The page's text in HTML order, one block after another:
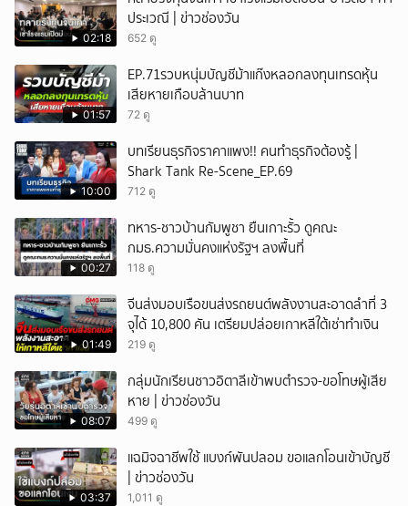
02:18
ประเวณี | ข่าวช่องวัน
652 ดู
01:57
EP.71รวบหนุ่มบัญชีม้าแก๊งหลอกลงทุนเทรดหุ้น
เสียหายเกือบล้านบาท
72 ดู
10:00
บทเรียนธุรกิจราคาแพง!! คนทำธุรกิจต้องรู้ |
Shark Tank Re-Scene_EP.69
712 ดู
00:27
ทหาร-ชาวบ้านกัมพูชา ยืนเกาะรั้ว ดูคณะ
กมธ.ความมั่นคงแห่งรัฐฯ ลงพื้นที่
118 ดู
01:49
จีนส่งมอบเรือขนส่งรถยนต์พลังงานสะอาดลำที่ 3
จุได้ 10,800 คัน เตรียมปล่อยเกาหลีใต้เช่าทำเงิน
219 ดู
08:07
กลุ่มนักเรียนชาวอิตาลีเข้าพบตำรวจ-ขอโทษผู้เสีย
หาย | ข่าวช่องวัน
499 ดู
03:37
แฉมิจฉาชีพใช้ แบงก์พันปลอม ขอแลกโอนเข้าบัญชี
| ข่าวช่องวัน
1,011 ดู
ยกเลิก